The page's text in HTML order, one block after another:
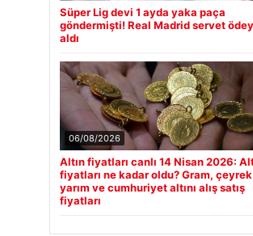
Süper Lig devi 1 ayda yaka paça
göndermişti! Real Madrid servet
aldı
06/08/2026
Altın fiyatları canlı 14 Nisan 2026:
fiyatları ne kadar oldu? Gram,
yarım ve cumhuriyet altını alış satış
fiyatları